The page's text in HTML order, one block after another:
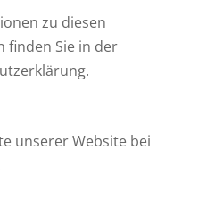
zu diesen
finden Sie in der
unserer Website bei